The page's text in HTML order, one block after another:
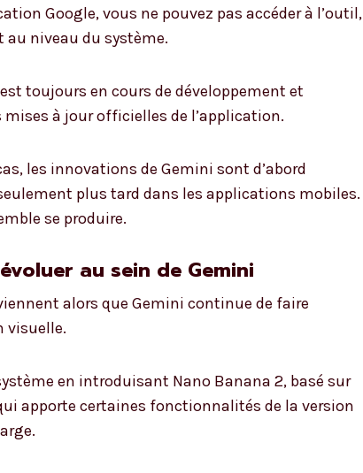
Google, vous ne pouvez pas accéder à l’outil,
niveau du système.
toujours en cours de développement et
à jour officielles de l’application.
les innovations de Gemini sont d’abord
plus tard dans les applications mobiles.
se produire.
au sein de Gemini
alors que Gemini continue de faire
visuelle.
en introduisant Nano Banana 2, basé sur
apporte certaines fonctionnalités de la version